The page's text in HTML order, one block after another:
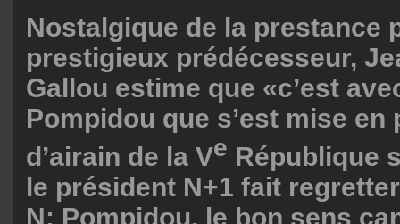
Nostalgique de la prestance
prestigieux prédécesseur,
Gallou estime que «c’est
Pompidou que s’est mise en
d’airain de la Ve République
le président N+1 fait
N: Pompidou, le bon sens